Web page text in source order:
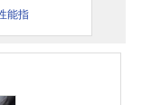
能指